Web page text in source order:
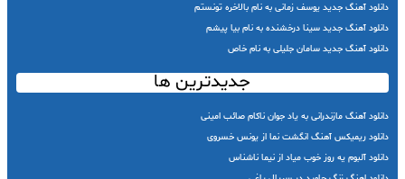
دانلود آهنگ جدید یوسف زمانی به نام بالاخره تونستم
دانلود آهنگ جدید سینا درخشنده به نام بیا پیشم
دانلود آهنگ جدید سامان جلیلی به نام خاص
جدیدترین ها
دانلود آهنگ مازندرانی به یاد جوان ناکام صائب امینی
دانلود ریمیکس آهنگ انگشت نما از یونس خسروی
دانلود آلبوم یه روز خوب میاد از نیما ناشناس